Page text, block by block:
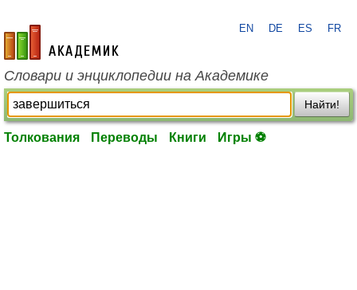
academic.ru
EN DE ES FR
Словари и энциклопедии на Академике
Найти!
Толкования Переводы Книги Игры ⚽